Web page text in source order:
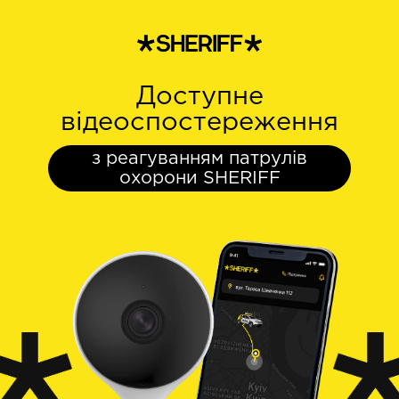
з реагуванням патрулів
охорони SHERIFF
Доступне
відеоспостереження